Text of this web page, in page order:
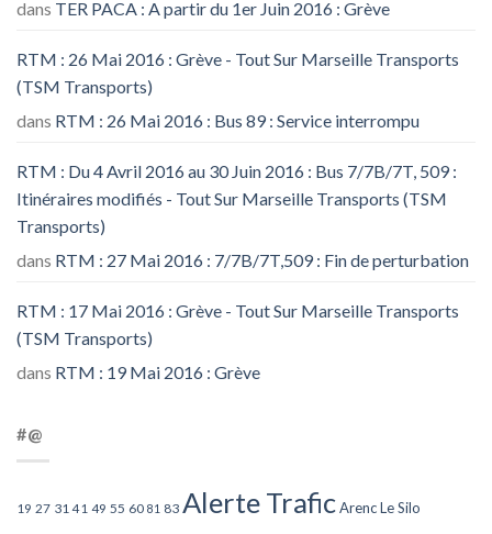
dans TER PACA : A partir du 1er Juin 2016 : Grève
RTM : 26 Mai 2016 : Grève - Tout Sur Marseille Transports
(TSM Transports)
dans RTM : 26 Mai 2016 : Bus 89 : Service interrompu
RTM : Du 4 Avril 2016 au 30 Juin 2016 : Bus 7/7B/7T, 509 :
Itinéraires modifiés - Tout Sur Marseille Transports (TSM
Transports)
dans RTM : 27 Mai 2016 : 7/7B/7T,509 : Fin de perturbation
RTM : 17 Mai 2016 : Grève - Tout Sur Marseille Transports
(TSM Transports)
dans RTM : 19 Mai 2016 : Grève
#@
19 27 31 41 49 55 60 81 83 Alerte TraficArenc Le Silo